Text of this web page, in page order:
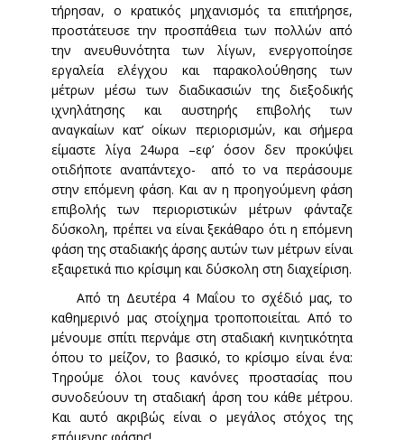
τήρησαν, ο κρατικός μηχανισμός τα επιτήρησε,
προστάτευσε την προσπάθεια των πολλών από
την ανευθυνότητα των λίγων, ενεργοποίησε
εργαλεία ελέγχου και παρακολούθησης των
μέτρων μέσω των διαδικασιών της διεξοδικής
ιχνηλάτησης και αυστηρής επιβολής των
αναγκαίων κατ’ οίκων περιορισμών, και σήμερα
είμαστε λίγα 24ωρα –εφ’ όσον δεν προκύψει
οτιδήποτε αναπάντεχο- από το να περάσουμε
στην επόμενη φάση. Και αν η προηγούμενη φάση
επιβολής των περιοριστικών μέτρων φάνταζε
δύσκολη, πρέπει να είναι ξεκάθαρο ότι η επόμενη
φάση της σταδιακής άρσης αυτών των μέτρων είναι
εξαιρετικά πιο κρίσιμη και δύσκολη στη διαχείριση.
Από τη Δευτέρα 4 Μαΐου το σχέδιό μας, το
καθημερινό μας στοίχημα τροποποιείται. Από το
μένουμε σπίτι περνάμε στη σταδιακή κινητικότητα
όπου το μείζον, το βασικό, το κρίσιμο είναι ένα:
Τηρούμε όλοι τους κανόνες προστασίας που
συνοδεύουν τη σταδιακή άρση του κάθε μέτρου.
Και αυτό ακριβώς είναι ο μεγάλος στόχος της
επόμενης φάσης!